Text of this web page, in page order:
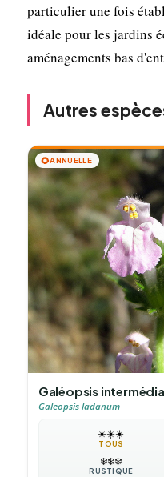
particulier une fois
idéale pour les jardins
aménagements bas
Autres
🌻ANNUELLE
Galéopsis
Galeopsis ladanum
☀️☀️☀️
TOUS
❄️❄️❄️
RUSTIQUE